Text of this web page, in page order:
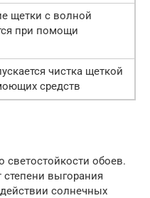
щетки с волной
при помощи
чистка щеткой
средств
светостойкости обоев.
выгорания
солнечных